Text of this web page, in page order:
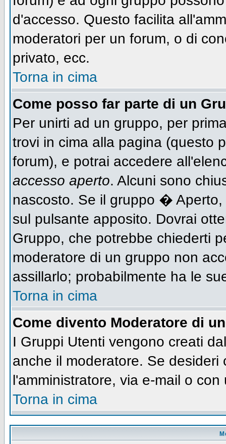
d'accesso. Questo facilita
moderatori per un forum, o di
privato, ecc.
Torna in cima
Come posso far parte di un
Per unirti ad un gruppo, per
trovi in cima alla pagina (questo
forum), e potrai accedere
accesso aperto. Alcuni sono
nascosto. Se il gruppo �
sul pulsante apposito. Dovrai
Gruppo, che potrebbe chiederti
moderatore di un gruppo non
assillarlo; probabilmente ha le
Torna in cima
Come divento Moderatore di
I Gruppi Utenti vengono creati
anche il moderatore. Se
l'amministratore, via e-mail o
Torna in cima